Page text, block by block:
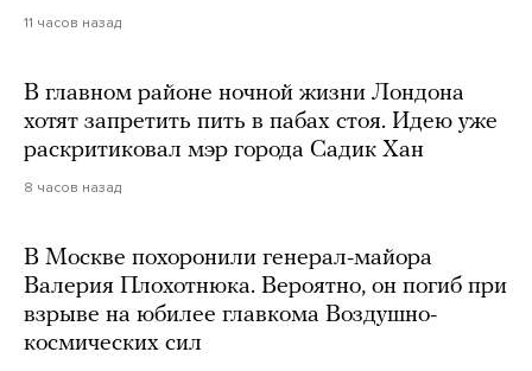
11 часов назад
В главном районе ночной жизни Лондона
хотят запретить пить в пабах стоя. Идею уже
раскритиковал мэр города Садик Хан
8 часов назад
В Москве похоронили генерал-майора
Валерия Плохотнюка. Вероятно, он погиб при
взрыве на юбилее главкома Воздушно-
космических сил